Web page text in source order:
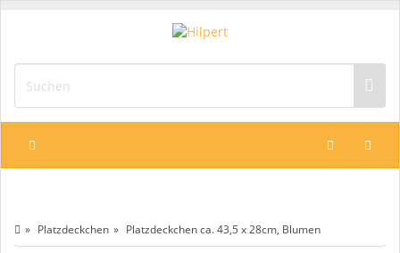
Platzdeckchen Platzdeckchen ca. 43,5 x 28cm, Blumen